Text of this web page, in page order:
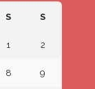
S S
1 2
8 9